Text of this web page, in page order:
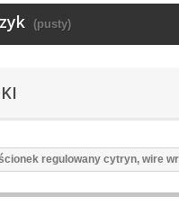
(pusty)
regulowany cytryn, wire